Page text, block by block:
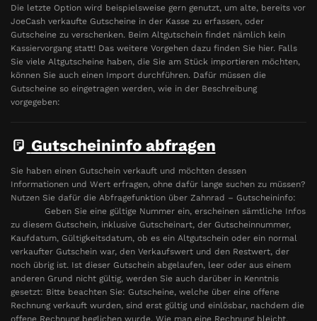
Die letzte Option wird beispielsweise gern genutzt, um alte, bereits vor
JoeCash verkaufte Gutscheine in der Kasse zu erfassen, oder
Gutscheine zu verschenken. Beim Altgutschein findet nämlich kein
Kassiervorgang statt! Das weitere Vorgehen dazu finden Sie hier. Falls
Sie viele Altgutscheine haben, die Sie am Stück importieren möchten,
können Sie auch einen Import durchführen. Dafür müssen die
Gutscheine so eingetragen werden, wie in der Beschreibung
vorgegeben:
Gutscheininfo abfragen
Sie haben einen Gutschein verkauft und möchten dessen
Informationen und Wert erfragen, ohne dafür lange suchen zu müssen?
Nutzen Sie dafür die Abfragefunktion über Zahnrad – Gutscheininfo:
Geben Sie eine gültige Nummer ein, erscheinen sämtliche Infos
zu diesem Gutschein, inklusive Gutscheinart, der Gutscheinnummer,
Kaufdatum, Gültigkeitsdatum, ob es ein Altgutschein oder ein normal
verkaufter Gutschein war, den Verkaufswert und den Restwert, der
noch übrig ist. Ist dieser Gutschein abgelaufen, leer oder aus einem
anderen Grund nicht gültig, werden Sie auch darüber in Kenntnis
gesetzt: Bitte beachten Sie: Gutscheine, welche über eine offene
Rechnung verkauft wurden, sind erst gültig und einlösbar, nachdem die
offene Rechnung beglichen wurde. Wie man eine Rechnung bleicht,